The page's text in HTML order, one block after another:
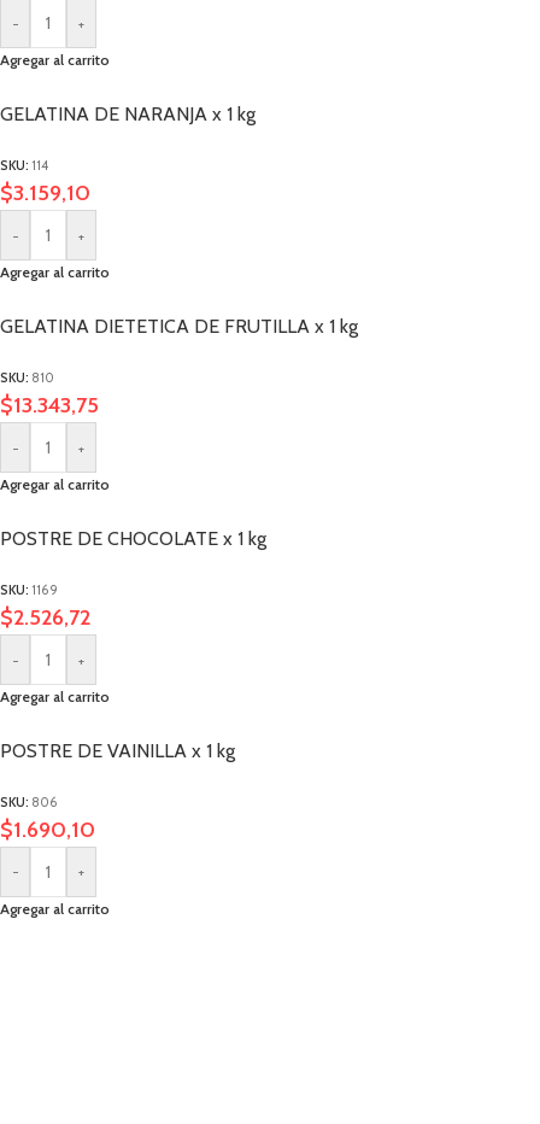
- +
Agregar al carrito
GELATINA DE NARANJA x 1 kg
SKU: 114
$3.159,10
- +
Agregar al carrito
GELATINA DIETETICA DE FRUTILLA x 1 kg
SKU: 810
$13.343,75
- +
Agregar al carrito
POSTRE DE CHOCOLATE x 1 kg
SKU: 1169
$2.526,72
- +
Agregar al carrito
POSTRE DE VAINILLA x 1 kg
SKU: 806
$1.690,10
- +
Agregar al carrito